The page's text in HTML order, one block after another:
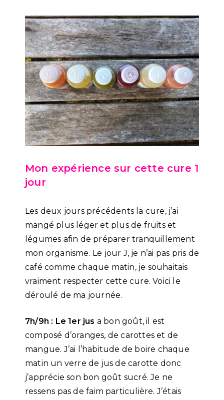
Mon expérience sur cette cure 1
jour
Les deux jours précédents la cure, j’ai
mangé plus léger et plus de fruits et
légumes afin de préparer tranquillement
mon organisme. Le jour J, je n’ai pas pris de
café comme chaque matin, je souhaitais
vraiment respecter cette cure. Voici le
déroulé de ma journée.
7h/9h : Le 1er jus a bon goût, il est
composé d’oranges, de carottes et de
mangue. J’ai l’habitude de boire chaque
matin un verre de jus de carotte donc
j’apprécie son bon goût sucré. Je ne
ressens pas de faim particulière. J’étais